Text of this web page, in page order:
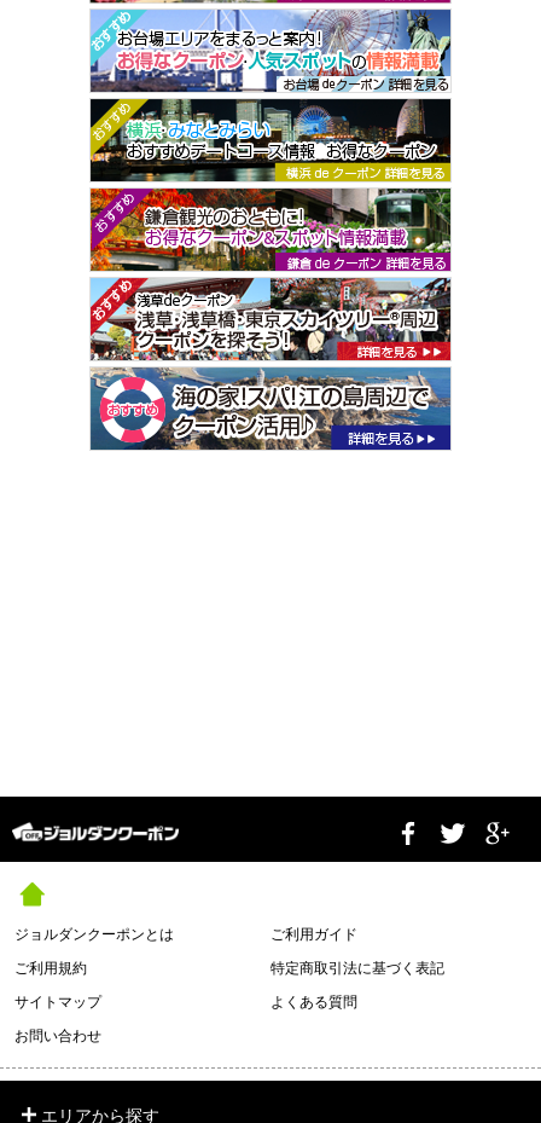
ジョルダンクーポンとは
ご利用ガイド
ご利用規約
特定商取引法に基づく表記
サイトマップ
よくある質問
お問い合わせ
エリアから探す